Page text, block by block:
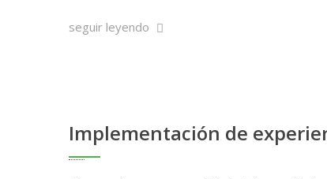
seguir leyendo
Implementación de